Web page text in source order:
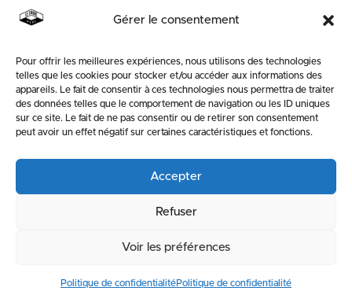
Gérer le consentement
Pour offrir les meilleures expériences, nous utilisons des technologies
telles que les cookies pour stocker et/ou accéder aux informations des
appareils. Le fait de consentir à ces technologies nous permettra de traiter
des données telles que le comportement de navigation ou les ID uniques
sur ce site. Le fait de ne pas consentir ou de retirer son consentement
peut avoir un effet négatif sur certaines caractéristiques et fonctions.
Accepter
Refuser
Voir les préférences
Politique de confidentialitéPolitique de confidentialité
i
m
a
ENVOYER
SUIVEZ-NOUS